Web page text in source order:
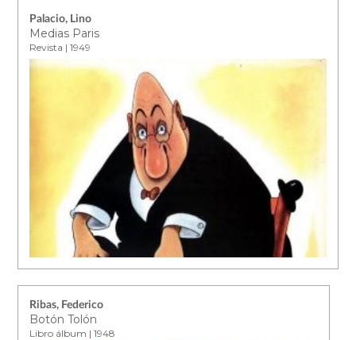
Palacio, Lino
Medias Paris
Revista | 1949
Ribas, Federico
Botón Tolón
Libro álbum | 1948